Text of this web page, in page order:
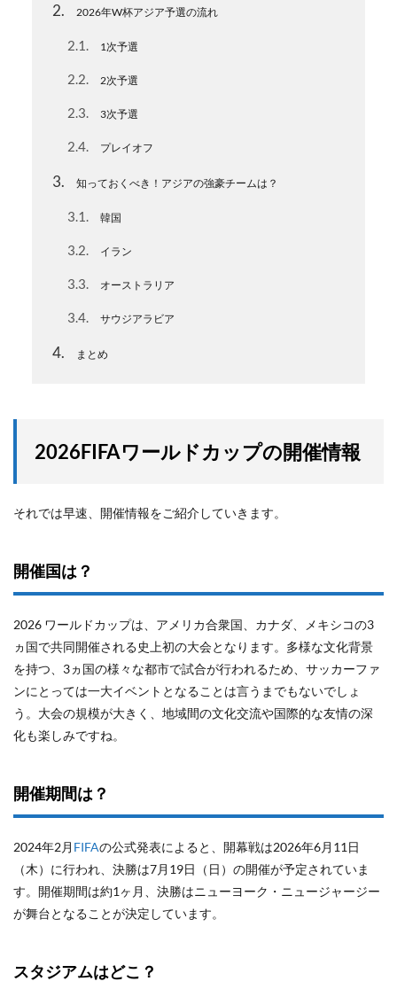
2 2026年W杯アジア予選の流れ
2.1 1次予選
2.2 2次予選
2.3 3次予選
2.4 プレイオフ
3 知っておくべき！アジアの強豪チームは？
3.1 韓国
3.2 イラン
3.3 オーストラリア
3.4 サウジアラビア
4 まとめ
2026FIFAワールドカップの開催情報
それでは早速、開催情報をご紹介していきます。
開催国は？
2026 ワールドカップは、アメリカ合衆国、カナダ、メキシコの3
ヵ国で共同開催される史上初の大会となります。多様な文化背景
を持つ、3ヵ国の様々な都市で試合が行われるため、サッカーファ
ンにとっては一大イベントとなることは言うまでもないでしょ
う。大会の規模が大きく、地域間の文化交流や国際的な友情の深
化も楽しみですね。
開催期間は？
2024年2月 FIFAの公式発表によると、開幕戦は2026年6月11日
（木）に行われ、決勝は7月19日（日）の開催が予定されていま
す。開催期間は約1ヶ月、決勝はニューヨーク・ニュージャージー
が舞台となることが決定しています。
スタジアムはどこ？